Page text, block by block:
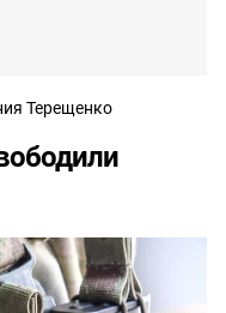
Терещенко